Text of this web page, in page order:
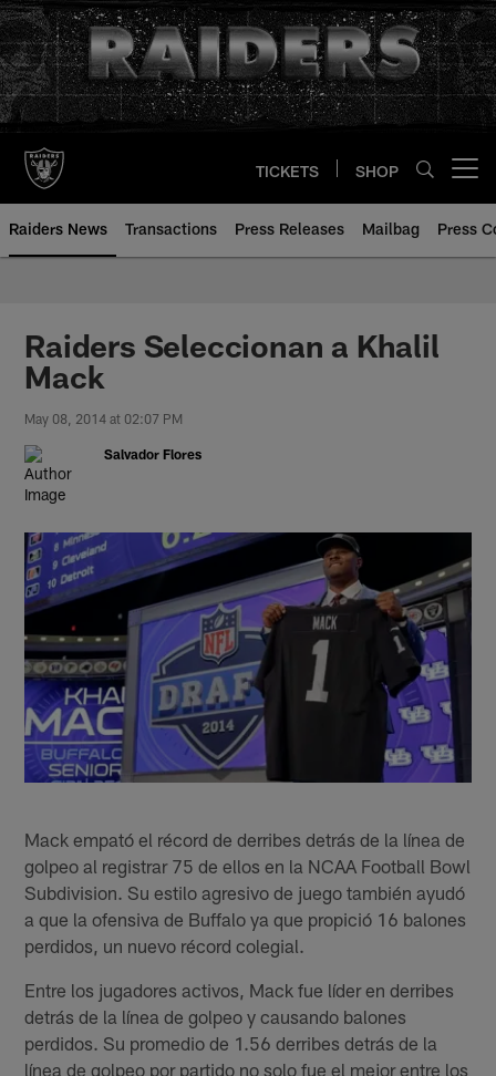
Skip
to
main
content
TICKETS SHOP
Raiders News Transactions Press Releases Mailbag Press
Raiders Seleccionan a Khalil
Mack
May 08, 2014 at 02:07 PM
Salvador Flores
Mack empató el récord de derribes detrás de la línea de
golpeo al registrar 75 de ellos en la NCAA Football Bowl
Subdivision. Su estilo agresivo de juego también ayudó
a que la ofensiva de Buffalo ya que propició 16 balones
perdidos, un nuevo récord colegial.
Entre los jugadores activos, Mack fue líder en derribes
detrás de la línea de golpeo y causando balones
perdidos. Su promedio de 1.56 derribes detrás de la
línea de golpeo por partido no solo fue el mejor entre los